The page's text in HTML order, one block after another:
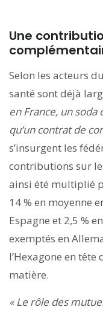
Une
Selon les acteurs
santé sont déjà
en France, un
qu’un contrat de
s’insurgent les
contributions sur
ainsi été multiplié
14 % en moyenne
Espagne et 2,5 %
exemptés en
l’Hexagone en tête
matière.
« Le rôle des